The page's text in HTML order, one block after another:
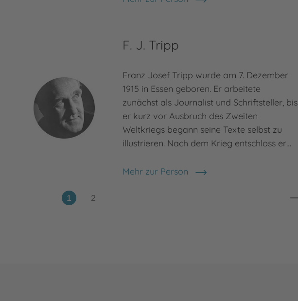
Otfried Preußler
F. J. Tripp
Franz Josef Tripp wurde am 7. Dezember
1915 in Essen geboren. Er arbeitete
zunächst als Journalist und Schriftsteller, bis
er kurz vor Ausbruch des Zweiten
Weltkriegs begann seine Texte selbst zu
illustrieren. Nach dem Krieg entschloss er…
Mehr zur Person
F. J. Tripp